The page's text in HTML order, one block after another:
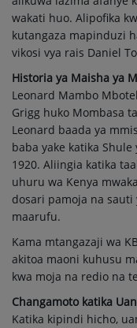
wakati huo. Alipofika
kutangaza mapinduzi
vikosi vya rais Daniel
Historia ya Maisha ya
Leonard Mambo
Grigg huko Mombasa
Leonard baada ya
baba yake katika
1920. Aliingia katika
uhuru wa Kenya
dosari pamoja na sauti
maarufu.
Kama mtangazaji wa
akitoa maoni kuhusu
kwa moja na redio na
Changamoto katika
Katika kipindi hicho,